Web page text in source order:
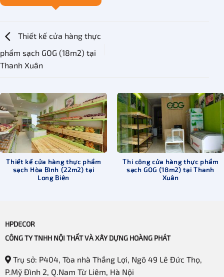
Thiết kế cửa hàng thực
phẩm sạch GOG (18m2) tại
Thanh Xuân
Thiết kế cửa hàng thực phẩm
sạch Hòa Bình (22m2) tại
Long Biên
Thi công cửa hàng thực phẩm
sạch GOG (18m2) tại Thanh
Xuân
HPDECOR
CÔNG TY TNHH NỘI THẤT VÀ XÂY DỰNG HOÀNG PHÁT
Trụ sở: P404, Tòa nhà Thắng Lợi, Ngõ 49 Lê Đức Thọ,
P.Mỹ Đình 2, Q.Nam Từ Liêm, Hà Nội